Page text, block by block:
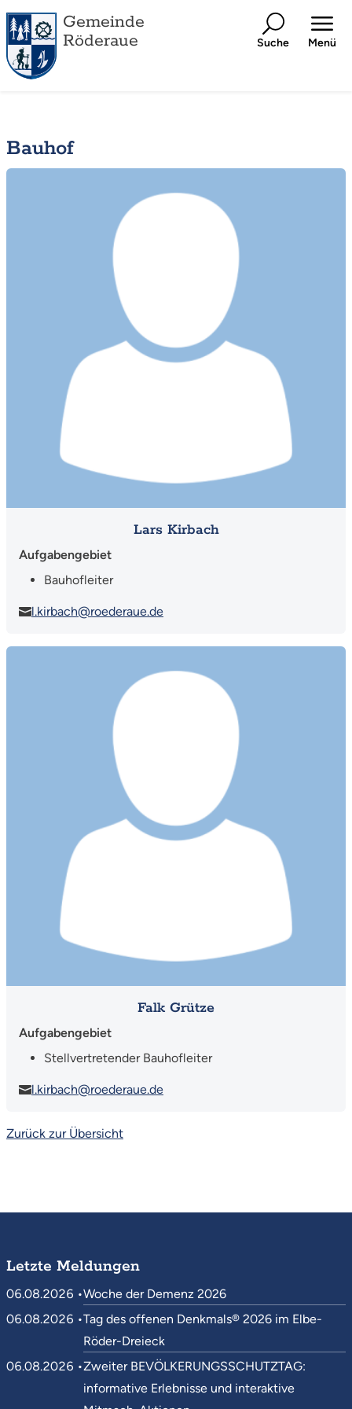
Gemeinde
Röderaue
Suche Menü
Bauhof
Lars Kirbach
Aufgabengebiet
Bauhofleiter
l.kirbach@roederaue.de
Falk Grütze
Aufgabengebiet
Stellvertretender Bauhofleiter
l.kirbach@roederaue.de
Zurück zur Übersicht
Letzte Meldungen
06.08.2026 •Woche der Demenz 2026
06.08.2026 •Tag des offenen Denkmals® 2026 im Elbe-
Röder-Dreieck
06.08.2026 •Zweiter BEVÖLKERUNGSSCHUTZTAG:
informative Erlebnisse und interaktive